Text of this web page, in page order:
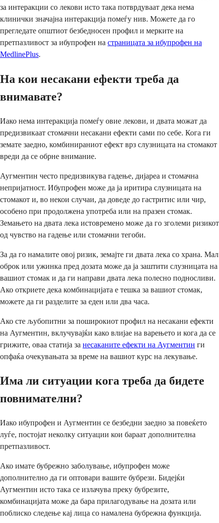
за интеракции со лекови исто така потврдуваат дека нема
клинички значајна интеракција помеѓу нив. Можете да го
прегледате општиот безбедносен профил и мерките на
претпазливост за ибупрофен на страницата за ибупрофен на
MedlinePlus.
На кои несакани ефекти треба да
внимавате?
Иако нема интеракција помеѓу овие лекови, и двата можат да
предизвикаат стомачни несакани ефекти сами по себе. Кога ги
земате заедно, комбинираниот ефект врз слузницата на стомакот
вреди да се обрне внимание.
Аугментин често предизвикува гадење, дијареа и стомачна
непријатност. Ибупрофен може да ја иритира слузницата на
стомакот и, во некои случаи, да доведе до гастритис или чир,
особено при продолжена употреба или на празен стомак.
Земањето на двата лека истовремено може да го зголеми ризикот
од чувство на гадење или стомачни тегоби.
За да го намалите овој ризик, земајте ги двата лека со храна. Мал
оброк или ужинка пред дозата може да ја заштити слузницата на
вашиот стомак и да ги направи двата лека полесно подносливи.
Ако откриете дека комбинацијата е тешка за вашиот стомак,
можете да ги разделите за еден или два часа.
Ако сте љубопитни за поширокиот профил на несакани ефекти
на Аугментин, вклучувајќи како влијае на варењето и кога да се
грижите, оваа статија за несаканите ефекти на Аугментин ги
опфаќа очекувањата за време на вашиот курс на лекување.
Има ли ситуации кога треба да бидете
повнимателни?
Иако ибупрофен и Аугментин се безбедни заедно за повеќето
луѓе, постојат неколку ситуации кои бараат дополнителна
претпазливост.
Ако имате бубрежно заболување, ибупрофен може
дополнително да ги оптовари вашите бубрези. Бидејќи
Аугментин исто така се излачува преку бубрезите,
комбинацијата може да бара прилагодување на дозата или
поблиско следење кај лица со намалена бубрежна функција.